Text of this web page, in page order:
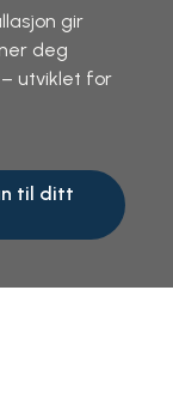
gir
deg
utviklet for
til ditt